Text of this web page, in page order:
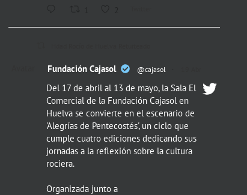
Fundación Cajasol @cajasol ·
Del 17 de abril al 13 de mayo, la Sala El
Comercial de la Fundación Cajasol en
Huelva se convierte en el escenario de
'Alegrías de Pentecostés', un ciclo que
cumple cuatro ediciones dedicando sus
jornadas a la reflexión sobre la cultura
rociera.
Organizada junto a